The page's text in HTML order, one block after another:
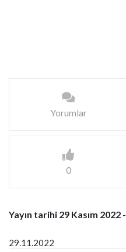
Yorumlar
0
Yayın tarihi 29 Kasım 2022 -
29.11.2022